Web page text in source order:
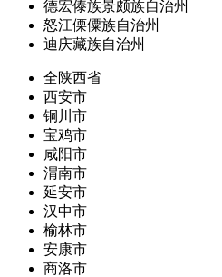
德宏傣族景颇族自治州
怒江傈僳族自治州
迪庆藏族自治州
全陕西省
西安市
铜川市
宝鸡市
咸阳市
渭南市
延安市
汉中市
榆林市
安康市
商洛市